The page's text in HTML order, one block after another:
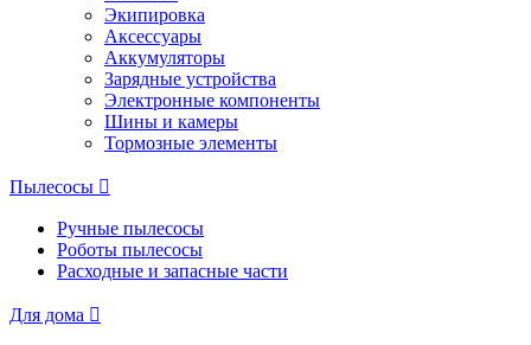
Экипировка
Аксессуары
Аккумуляторы
Зарядные устройства
Электронные компоненты
Шины и камеры
Тормозные элементы
Пылесосы
Ручные пылесосы
Роботы пылесосы
Расходные и запасные части
Для дома